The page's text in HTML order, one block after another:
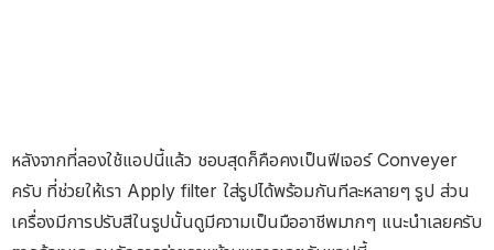
หลังจากที่ลองใช้แอปนี้แล้ว ชอบสุดก็คือคงเป็นฟีเจอร์ Conveyer
ครับ ที่ช่วยให้เรา Apply filter ใส่รูปได้พร้อมกันทีละหลายๆ รูป ส่วน
เครื่องมีการปรับสีในรูปนั้นดูมีความเป็นมืออาชีพมากๆ แนะนำเลยครับ